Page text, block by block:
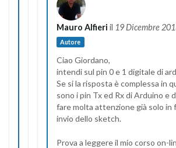
Mauro Alfieri il 19 Dicembre
Autore
Ciao Giordano,
intendi sul pin 0 e 1 digitale di
Se si la risposta è complessa in
sono i pin Tx ed Rx di Arduino e
fare molta attenzione già solo in
invio dello sketch.
Prova a leggere il mio corso on-